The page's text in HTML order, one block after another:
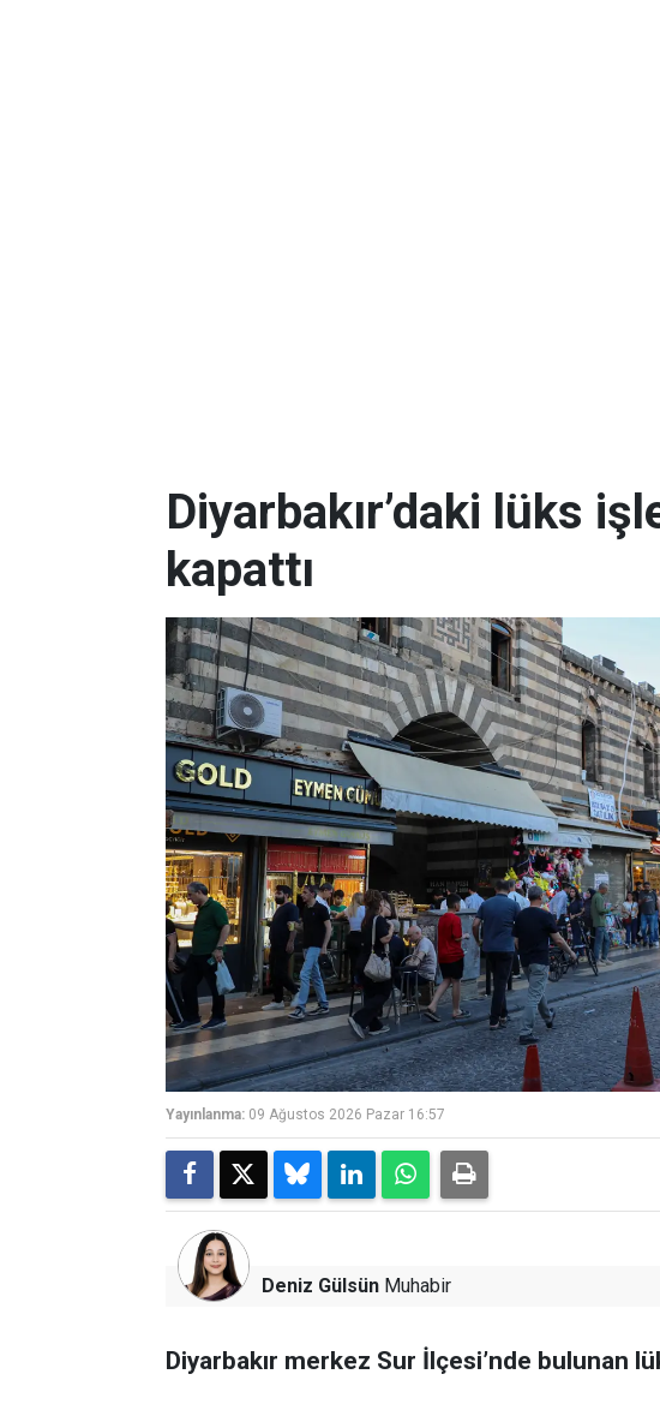
Diyarbakır’daki lüks
kapattı
Yayınlanma: 09 Ağustos 2026 Pazar 16:57
Deniz Gülsün Muhabir
Diyarbakır merkez Sur İlçesi’nde bulunan